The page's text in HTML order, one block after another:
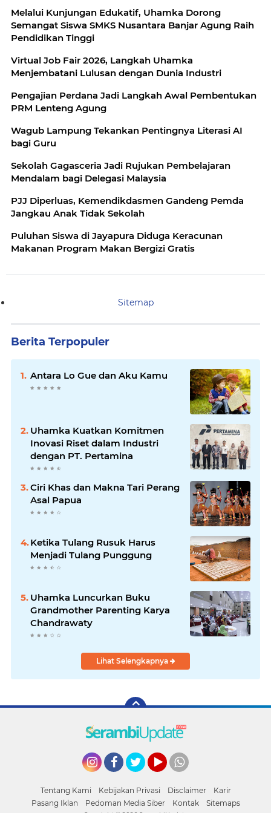
Melalui Kunjungan Edukatif, Uhamka Dorong
Semangat Siswa SMKS Nusantara Banjar Agung Raih
Pendidikan Tinggi
Virtual Job Fair 2026, Langkah Uhamka
Menjembatani Lulusan dengan Dunia Industri
Pengajian Perdana Jadi Langkah Awal Pembentukan
PRM Lenteng Agung
Wagub Lampung Tekankan Pentingnya Literasi AI
bagi Guru
Sekolah Gagasceria Jadi Rujukan Pembelajaran
Mendalam bagi Delegasi Malaysia
PJJ Diperluas, Kemendikdasmen Gandeng Pemda
Jangkau Anak Tidak Sekolah
Puluhan Siswa di Jayapura Diduga Keracunan
Makanan Program Makan Bergizi Gratis
Sitemap
Berita Terpopuler
Antara Lo Gue dan Aku Kamu
Uhamka Kuatkan Komitmen
Inovasi Riset dalam Industri
dengan PT. Pertamina
Ciri Khas dan Makna Tari Perang
Asal Papua
Ketika Tulang Rusuk Harus
Menjadi Tulang Punggung
Uhamka Luncurkan Buku
Grandmother Parenting Karya
Chandrawaty
Lihat Selengkapnya
Tentang Kami Kebijakan Privasi Disclaimer
Karir
Pasang Iklan
Pedoman Media Siber Kontak Sitemaps